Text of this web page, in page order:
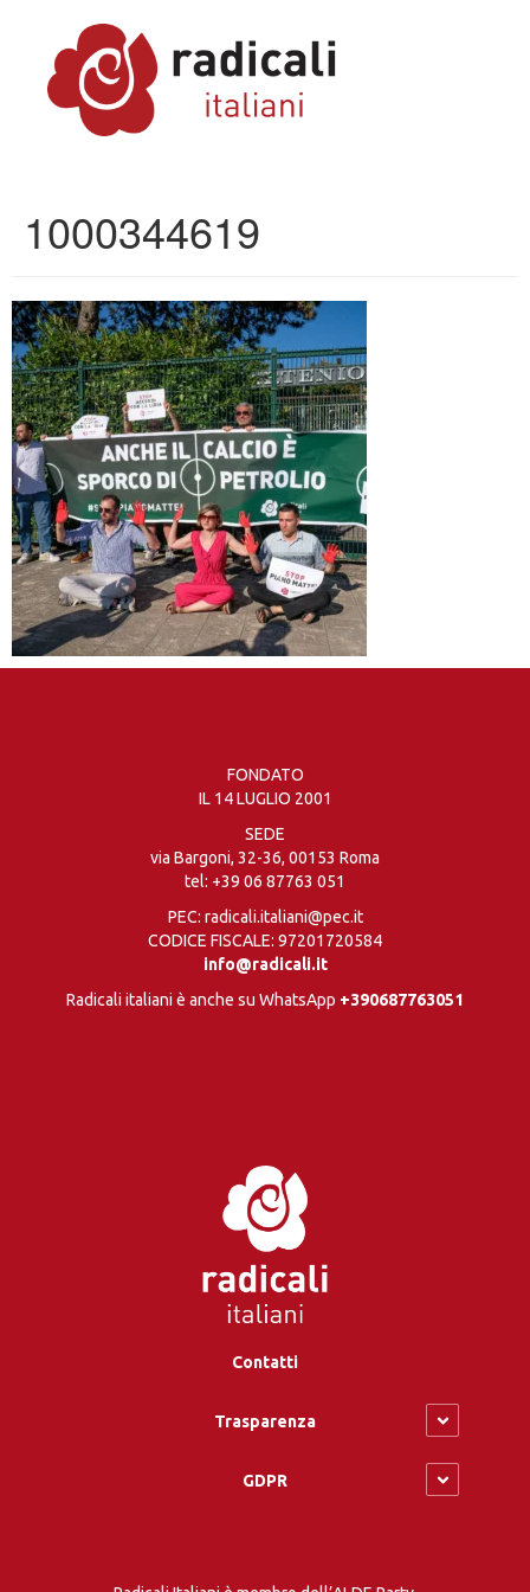
1000344619
FONDATO
IL 14 LUGLIO 2001
SEDE
via Bargoni, 32-36, 00153 Roma
tel: +39 06 87763 051
PEC: radicali.italiani@pec.it
CODICE FISCALE: 97201720584
info@radicali.it
Radicali italiani è anche su WhatsApp +390687763051
Contatti
Trasparenza
GDPR